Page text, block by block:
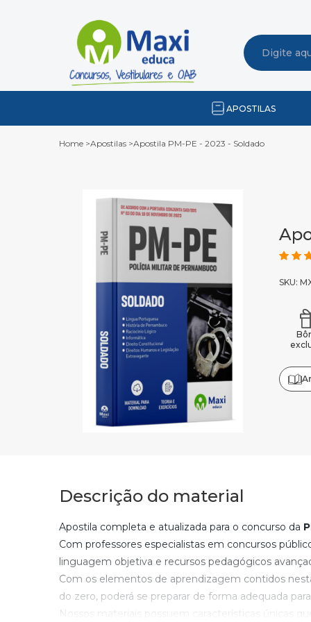
APOSTILAS
Home>Apostilas>Apostila PM-PE - 2023 - Soldado
SKU:
Descrição do material
Apostila completa e atualizada para o concurso da
Com professores especialistas em concursos
linguagem objetiva e recursos pedagógicos
Com os elementos de aprendizagem contidos
do zero, poderá se preparar de forma adequada
Nossos materiais possuem características únicas